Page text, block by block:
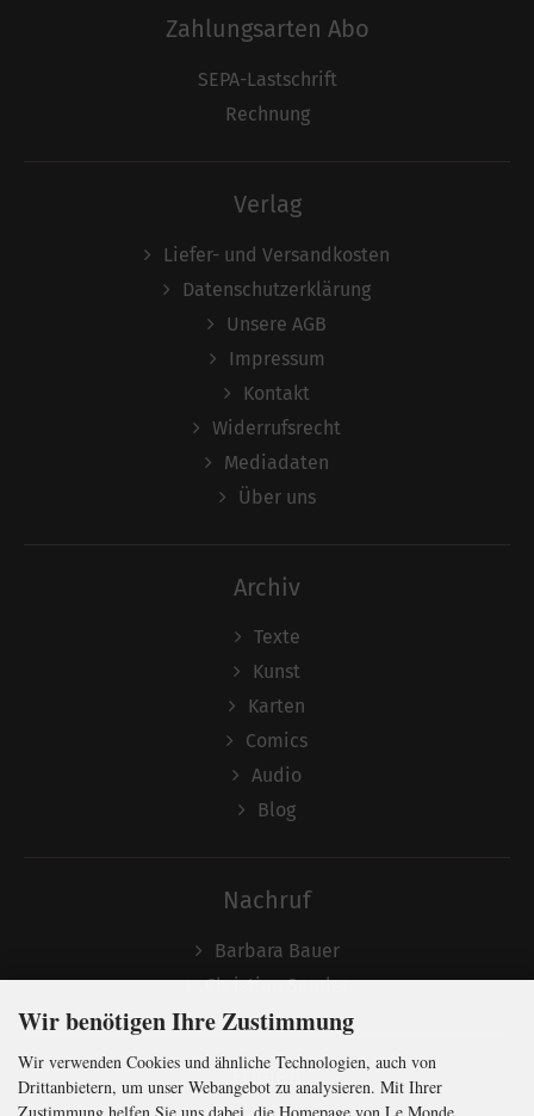
Zahlungsarten Abo
SEPA-Lastschrift
Rechnung
Verlag
Liefer- und Versandkosten
Datenschutzerklärung
Unsere AGB
Impressum
Kontakt
Widerrufsrecht
Mediadaten
Über uns
Archiv
Texte
Kunst
Karten
Comics
Audio
Blog
Nachruf
Barbara Bauer
Christian Semler
Folgen
Wir benötigen Ihre Zustimmung
Wir verwenden Cookies und ähnliche Technologien, auch von
Drittanbietern, um unser Webangebot zu analysieren. Mit Ihrer